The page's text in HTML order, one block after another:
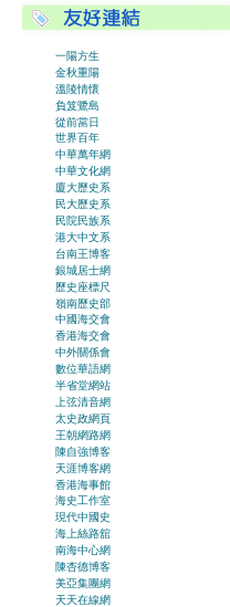
一陽方生
金秋重陽
溫陵情懷
負笈鷺島
從前當日
世界百年
中華萬年網
中華文化網
廈大歷史系
民大歷史系
民院民族系
港大中文系
台南王博客
銀城居士網
歷史座標尺
嶺南歷史部
中國海交會
香港海交會
中外關係會
數位華語網
半省堂網站
上弦清音網
太史政網頁
王朝網路網
陳自強博客
天涯博客網
香港海事館
海史工作室
現代中國史
海上絲路舘
南海中心網
陳杏德博客
美亞集團網
天天在線網